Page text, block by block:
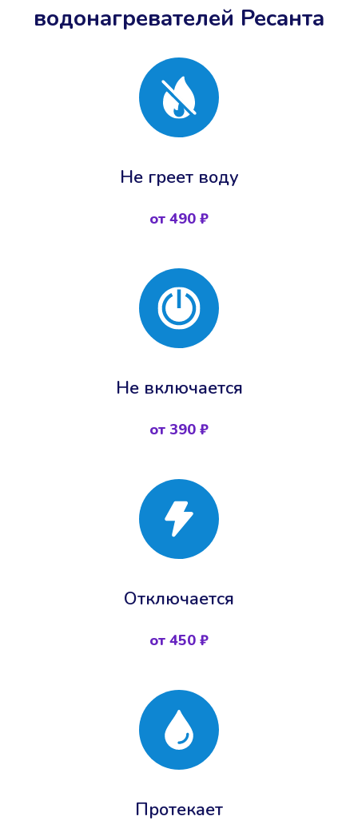
водонагревателей Ресанта
Не греет воду
от 490 ₽
Не включается
от 390 ₽
Отключается
от 450 ₽
Протекает